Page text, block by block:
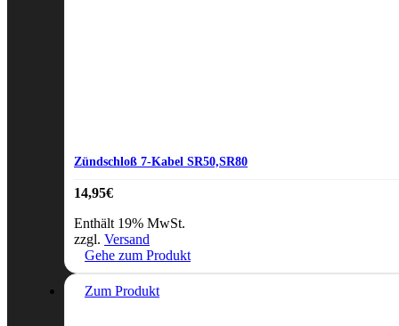
Zündschloß 7-Kabel SR50,SR80
14,95€
Enthält 19% MwSt.
zzgl. Versand
Gehe zum Produkt
Zum Produkt